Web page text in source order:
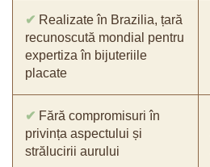
✔ Realizate în Brazilia, țară
recunoscută mondial pentru
expertiza în bijuteriile
placate
✔ Fără compromisuri în
privința aspectului și
strălucirii aurului